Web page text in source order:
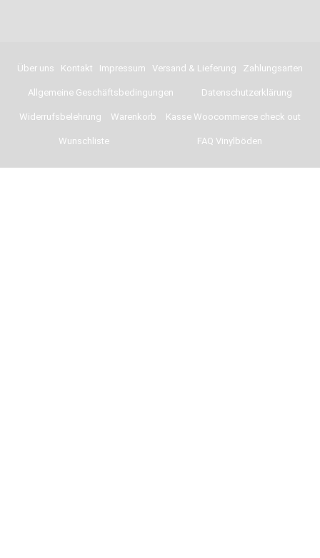
Über uns Kontakt Impressum Versand & Lieferung Zahlungsarten
Allgemeine Geschäftsbedingungen Datenschutzerklärung
Widerrufsbelehrung Warenkorb Kasse Woocommerce check out
Wunschliste FAQ Vinylböden